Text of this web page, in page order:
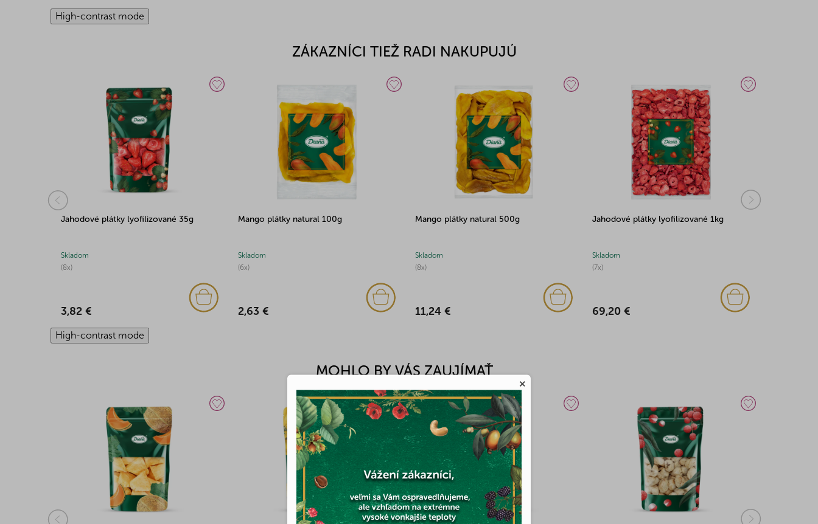
High-contrast mode
ZÁKAZNÍCI TIEŽ RADI NAKUPUJÚ
Jahodové plátky lyofilizované 35g
(8x)
Skladom
3,82 €
Mango plátky natural 100g
(6x)
Skladom
2,63 €
Mango plátky natural 500g
(8x)
Skladom
11,24 €
Jahodové plátky lyofilizované 1kg
(7x)
Skladom
69,20 €
High-contrast mode
MOHLO BY VÁS ZAUJÍMAŤ
×